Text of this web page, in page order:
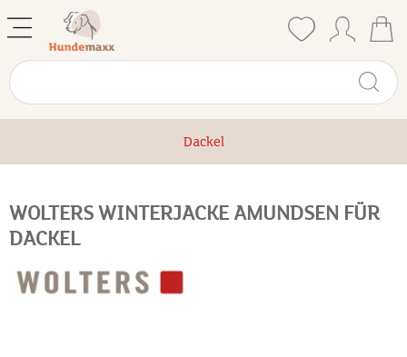
Dackel
WOLTERS WINTERJACKE AMUNDSEN FÜR
DACKEL